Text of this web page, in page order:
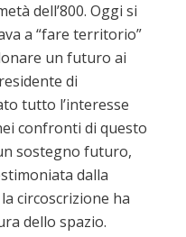
dell’800. Oggi si
a “fare territorio”
un futuro ai
di
tutto l’interesse
confronti di questo
sostegno futuro,
dalla
circoscrizione ha
dello spazio.